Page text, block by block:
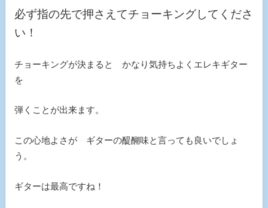
必ず指の先で押さえてチョーキングしてくださ
い！
チョーキングが決まると かなり気持ちよくエレキギター
を
弾くことが出来ます。
この心地よさが ギターの醍醐味と言っても良いでしょ
う。
ギターは最高ですね！